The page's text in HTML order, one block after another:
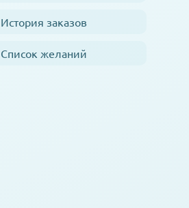
История заказов
Список желаний